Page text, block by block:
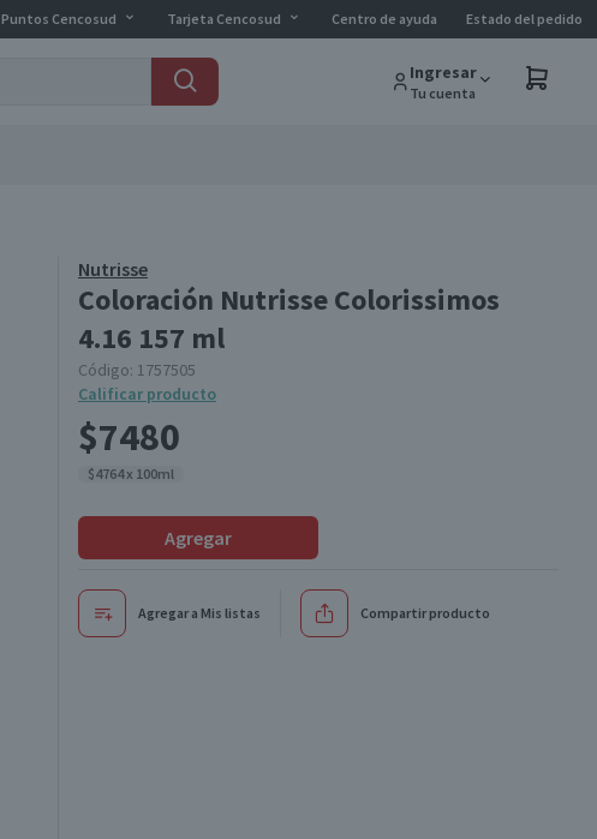
Puntos Cencosud Tarjeta Cencosud Centro de ayuda Estado del pedido
Ingresar
Tu cuenta
Nutrisse
Coloración Nutrisse Colorissimos
4.16 157 ml
Código: 1757505
Calificar producto
$7480
$4764 x 100ml
Agregar
Agregar a Mis listas Compartir producto